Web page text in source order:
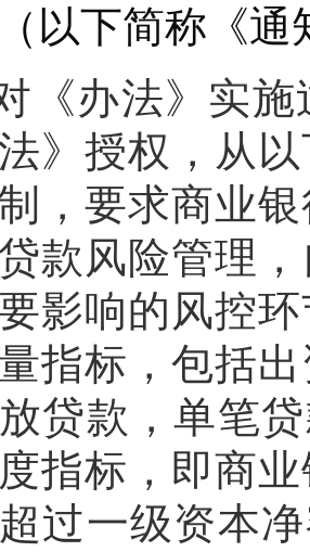
以下简称《通
《办法》实
法》授权，从
，要求商业
款风险管理
影响的风控
指标，包括
贷款，单笔
指标，即商
过一级资本